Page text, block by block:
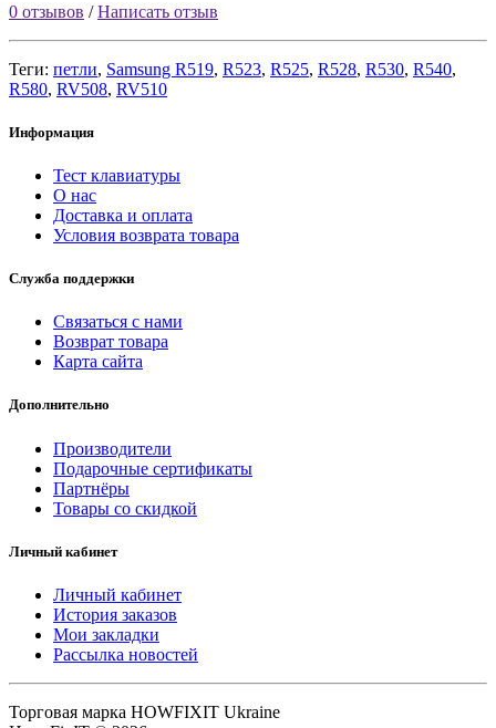
0 отзывов /Написать отзыв
Теги: петли, Samsung R519, R523, R525, R528, R530, R540,
R580, RV508, RV510
Информация
Тест клавиатуры
О нас
Доставка и оплата
Условия возврата товара
Служба поддержки
Связаться с нами
Возврат товара
Карта сайта
Дополнительно
Производители
Подарочные сертификаты
Партнёры
Товары со скидкой
Личный кабинет
Личный кабинет
История заказов
Мои закладки
Рассылка новостей
Торговая марка HOWFIXIT Ukraine